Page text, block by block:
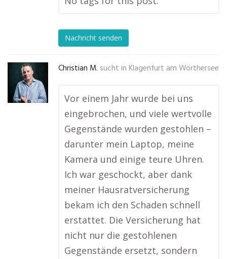
Nachricht senden
Christian M. sucht in Klagenfurt am Wörthersee
Vor einem Jahr wurde bei uns
eingebrochen, und viele wertvolle
Gegenstände wurden gestohlen –
darunter mein Laptop, meine
Kamera und einige teure Uhren.
Ich war geschockt, aber dank
meiner Hausratversicherung
bekam ich den Schaden schnell
erstattet. Die Versicherung hat
nicht nur die gestohlenen
Gegenstände ersetzt, sondern